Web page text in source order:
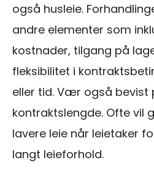
også husleie.
andre elementer som
kostnader, tilgang på
fleksibilitet i
eller tid. Vær også bevist
kontraktslengde. Ofte vil
lavere leie når leietaker
langt leieforhold.